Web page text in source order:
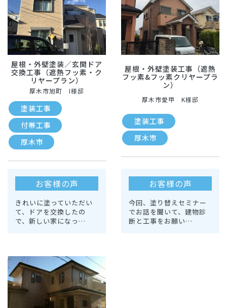
屋根・外壁塗装／玄関ドア
交換工事（遮熱フッ素・ク
リヤープラン）
厚木市旭町 I様邸
塗装工事
付帯工事
厚木市
お客様の声
きれいに塗っていただい
て、ドアを交換したの
で、新しい家になっ…
屋根・外壁塗装工事（遮熱
フッ素&フッ素クリヤープラ
ン）
厚木市愛甲 K様邸
塗装工事
厚木市
お客様の声
今回、塗り替えセミナー
でお話を聞いて、建物診
断と工事をお願い…